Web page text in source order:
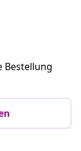
Bestellung